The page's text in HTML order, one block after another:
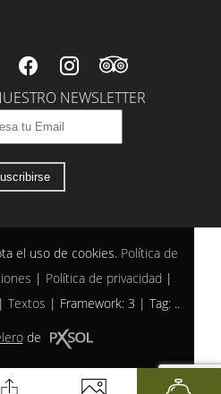
NEWSLETTER
el uso de cookies. Política de
| Política de privacidad |
Textos | Framework: 3 | Tag: ..
de